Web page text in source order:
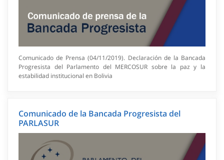
Comunicado de Prensa (04/11/2019). Declaración de la Bancada
Progresista del Parlamento del MERCOSUR sobre la paz y la
estabilidad institucional en Bolivia
Comunicado de la Bancada Progresista del
PARLASUR